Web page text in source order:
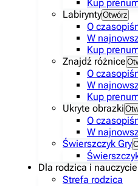
Kup
LabiryntyOtwórz
O
W
Kup
Znajdź różnice
O
W
Kup
Ukryte obrazki
O
W
Świerszczyk Gry
Dla rodzica i
Strefa rodzica